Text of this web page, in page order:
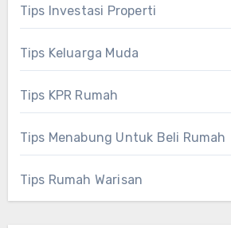
Tips Investasi Properti
Tips Keluarga Muda
Tips KPR Rumah
Tips Menabung Untuk Beli Rumah
Tips Rumah Warisan